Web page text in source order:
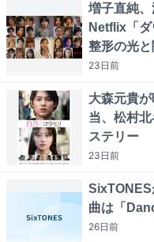
増子直純
Netflix「
整形の光と
23日前
大森元貴
当、松村
ステリー
23日前
SixTONES
曲は「
26日前